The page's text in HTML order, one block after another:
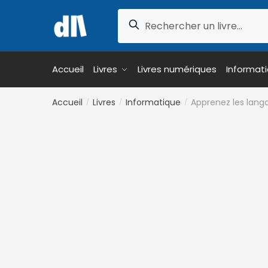
Recherche
pour :
Recherche
Accueil Livres Livres numériques
Accueil / Livres / Informatique / Apprenez les